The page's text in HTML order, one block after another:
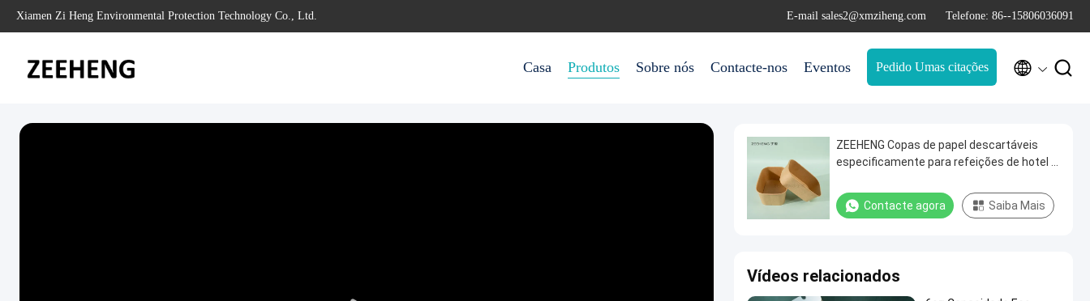
Xiamen Zi Heng Environmental Protection Technology Co., Ltd. E-mail sales2@xmziheng.com Telefone: 86--15806036091
Casa Produtos Sobre nós Contacte-nos Eventos Pedido Umas citações  
ZEEHENG Copas de papel descartáveis
especificamente para refeições de hotel e
Contacte agora Saiba Mais
Vídeos relacionados